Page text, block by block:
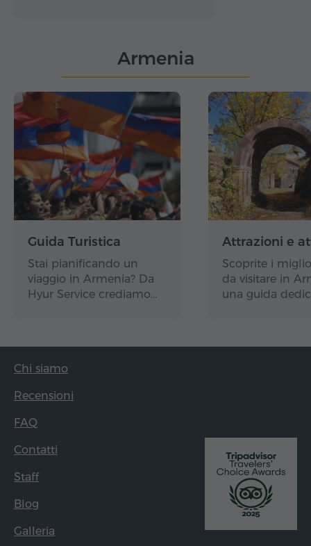
Armenia
Guida Turistica
Stai pianificando un
viaggio in Armenia? Da
Hyur Service crediamo…
Attrazioni e
Scoprite i
da visitare in
una guida
Chi siamo
Recensioni
FAQ
Contatti
Staff
Blog
Galleria